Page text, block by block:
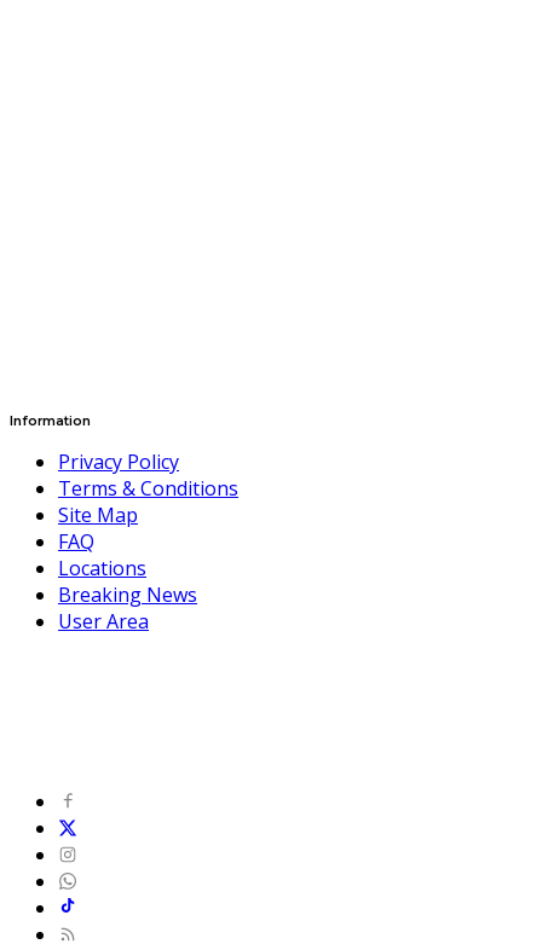
Information
Privacy Policy
Terms & Conditions
Site Map
FAQ
Locations
Breaking News
User Area